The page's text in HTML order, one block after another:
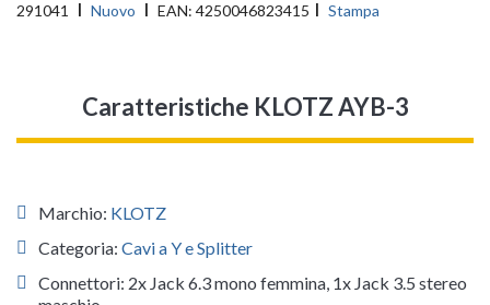
291041 Nuovo EAN: 4250046823415 Stampa
Caratteristiche KLOTZ AYB-3
Marchio: KLOTZ
Categoria: Cavi a Y e Splitter
Connettori: 2x Jack 6.3 mono femmina, 1x Jack 3.5 stereo